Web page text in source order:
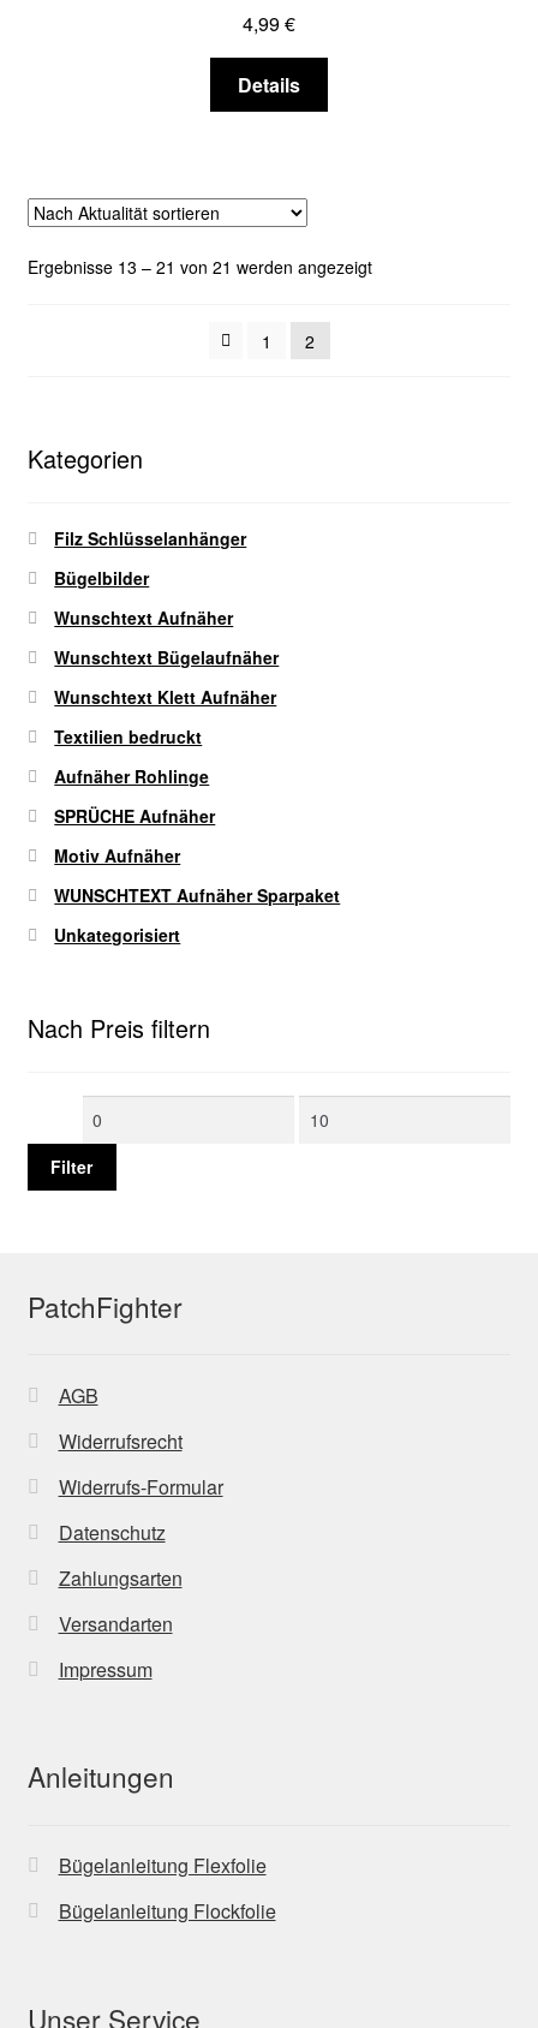
der
gewählt
4,99€
Details
Optionen
Ergebnisse 13 – 21 von 21 werden angezeigtNach
1
2
Kategorien
Filz Schlüsselanhänger
Bügelbilder
Wunschtext Aufnäher
Wunschtext Bügelaufnäher
Wunschtext Klett Aufnäher
Textilien bedruckt
Aufnäher Rohlinge
SPRÜCHE Aufnäher
Motiv Aufnäher
WUNSCHTEXT Aufnäher Sparpaket
Unkategorisiert
Nach Preis filtern
Min.
Max.
Filter
PatchFighter
AGB
Widerrufsrecht
Widerrufs-Formular
Datenschutz
Zahlungsarten
Versandarten
Impressum
Anleitungen
Bügelanleitung Flexfolie
Bügelanleitung Flockfolie
Unser Service